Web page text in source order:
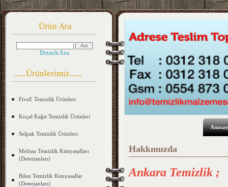
Ürün Ara
Detaylı Ara
......Ürünlerimiz......
FiveE Temizlik Ürünleri
Koçal Kağıt Temizlik Ürünleri
Selpak Temizlik Ürünleri
Melissa Temizlik Kimyasalları
(Deterjanları)
Bilen Temizlik Kimyasallar
(Deterjanları)
Hakkımızda
Ankara Temizlik ;